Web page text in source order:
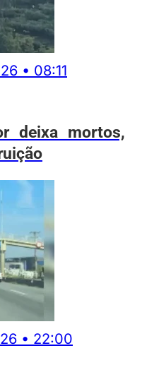
• 08:11
deixa mortos,
• 22:00